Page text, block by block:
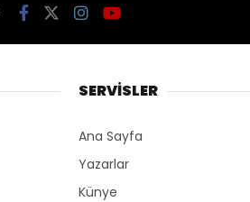
SERVİSLER
Ana Sayfa
Yazarlar
Künye